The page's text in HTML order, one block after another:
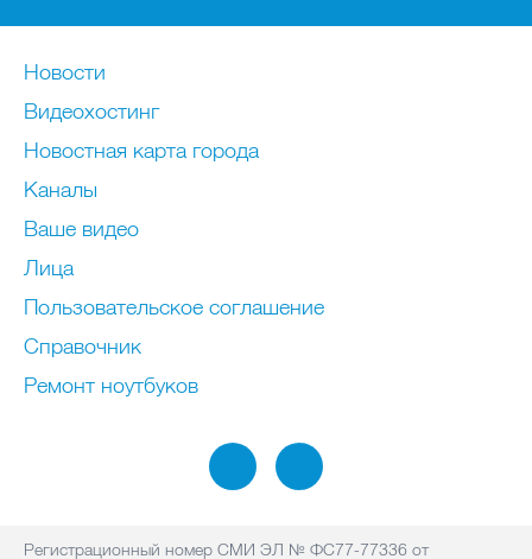
Новости
Видеохостинг
Новостная карта города
Каналы
Ваше видео
Лица
Пользовательское соглашение
Справочник
Ремонт нoутбуков
Регистрационный номер СМИ ЭЛ № ФС77-77336 от